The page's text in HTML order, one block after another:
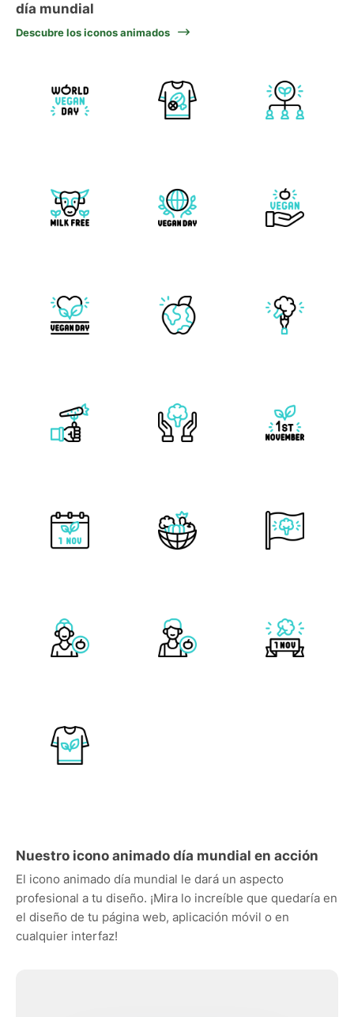
día mundial
Descubre los iconos animados
Nuestro icono animado día mundial en acción
El icono animado día mundial le dará un aspecto
profesional a tu diseño. ¡Mira lo increíble que quedaría en
el diseño de tu página web, aplicación móvil o en
cualquier interfaz!